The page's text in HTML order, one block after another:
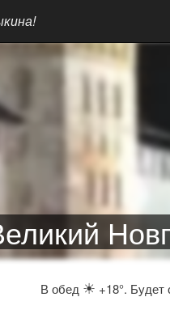
В обед ☀ +18°. Будет